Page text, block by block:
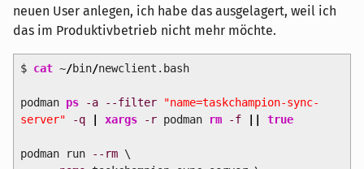
neuen User anlegen, ich habe das ausgelagert, weil ich
das im Produktivbetrieb nicht mehr möchte.
$ cat~/bin/newclient.bash
podman ps -a --filter
"name=taskchampion-sync-
server"
-q xargs -rpodman rm -f true
podman run --rm\